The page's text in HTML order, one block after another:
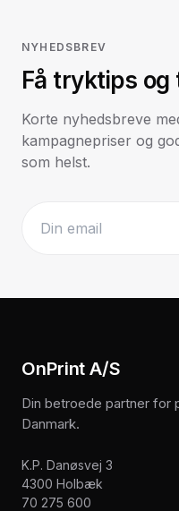
NYHEDSBREV
Få tryktips og
Korte nyhedsbreve
kampagnepriser og
som helst.
OnPrint A/S
Din betroede partner for
Danmark.
K.P. Danøsvej 3
4300 Holbæk
70 275 600